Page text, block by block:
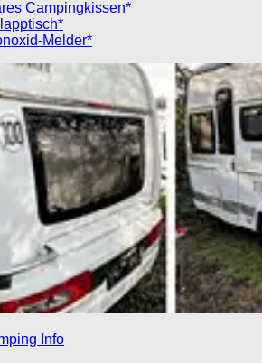
Campingkissen*
Melder*
Info